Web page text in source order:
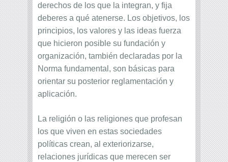
derechos de los que la integran, y fija
deberes a qué atenerse. Los objetivos, los
principios, los valores y las ideas fuerza
que hicieron posible su fundación y
organización, también declaradas por la
Norma fundamental, son básicas para
orientar su posterior reglamentación y
aplicación.
La religión o las religiones que profesan
los que viven en estas sociedades
políticas crean, al exteriorizarse,
relaciones jurídicas que merecen ser